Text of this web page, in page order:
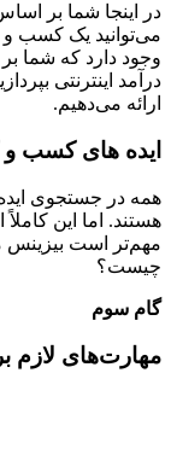
در اینجا شما بر
می‌توانید یک کسب و
وجود دارد که شما
درآمد اینترنتی
ارائه می‌دهیم.
ایده های کسب و
همه در جستجوی
هستند. اما این
مهم‌تر است بیزینس
چیست؟
گام سوم
مهارت‌های لازم